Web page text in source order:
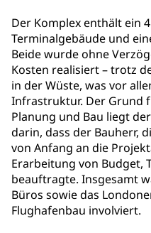
Der Komplex enthält ein
Terminalgebäude und
Beide wurde ohne
Kosten realisiert – trotz
in der Wüste, was vor
Infrastruktur. Der Grund
Planung und Bau liegt
darin, dass der Bauherr,
von Anfang an die
Erarbeitung von Budget,
beauftragte. Insgesamt
Büros sowie das
Flughafenbau involviert.